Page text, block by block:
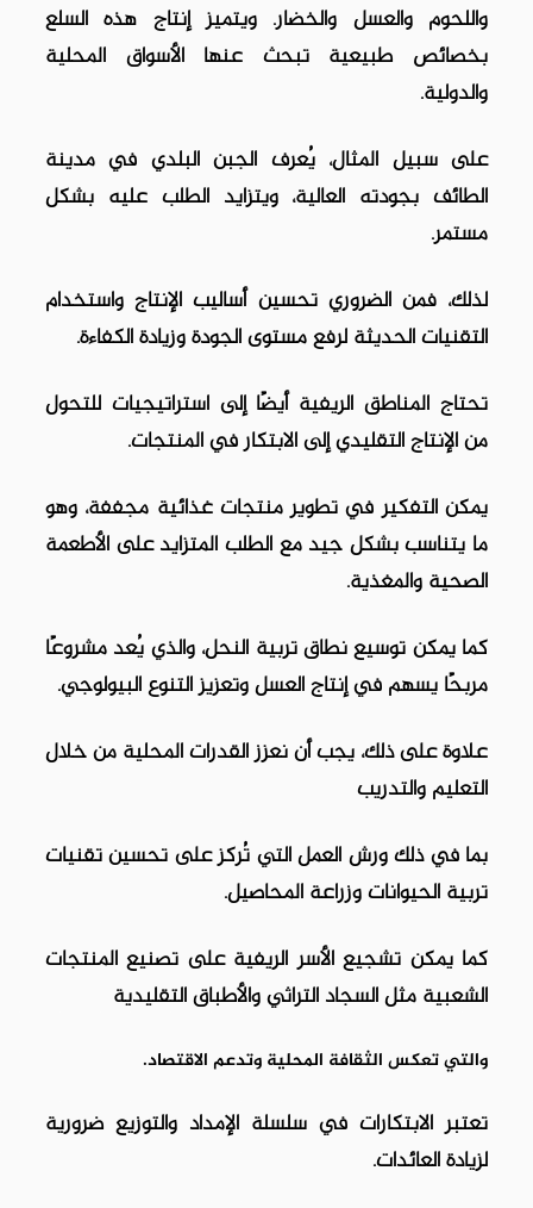
واللحوم والعسل والخضار. ويتميز إنتاج هذه السلع
بخصائص طبيعية تبحث عنها الأسواق المحلية
والدولية.
على سبيل المثال، يُعرف الجبن البلدي في مدينة
الطائف بجودته العالية، ويتزايد الطلب عليه بشكل
مستمر.
لذلك، فمن الضروري تحسين أساليب الإنتاج واستخدام
التقنيات الحديثة لرفع مستوى الجودة وزيادة الكفاءة.
تحتاج المناطق الريفية أيضًا إلى استراتيجيات للتحول
من الإنتاج التقليدي إلى الابتكار في المنتجات.
يمكن التفكير في تطوير منتجات غذائية مجففة، وهو
ما يتناسب بشكل جيد مع الطلب المتزايد على الأطعمة
الصحية والمغذية.
كما يمكن توسيع نطاق تربية النحل، والذي يُعد مشروعًا
مربحًا يسهم في إنتاج العسل وتعزيز التنوع البيولوجي.
علاوة على ذلك، يجب أن نعزز القدرات المحلية من خلال
التعليم والتدريب
بما في ذلك ورش العمل التي تُركز على تحسين تقنيات
تربية الحيوانات وزراعة المحاصيل.
كما يمكن تشجيع الأسر الريفية على تصنيع المنتجات
الشعبية مثل السجاد التراثي والأطباق التقليدية
والتي تعكس الثقافة المحلية وتدعم الاقتصاد.
تعتبر الابتكارات في سلسلة الإمداد والتوزيع ضرورية
لزيادة العائدات.